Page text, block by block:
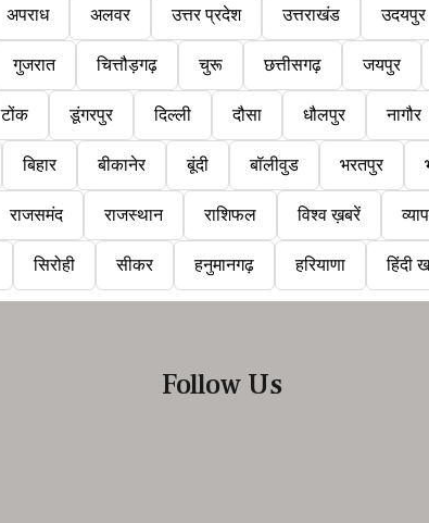
अपराध अलवर उत्तर प्रदेश उत्तराखंड उदयपुर
गुजरात चित्तौड़गढ़ चुरू छत्तीसगढ़ जयपुर
टोंक डूंगरपुर दिल्ली दौसा धौलपुर नागौर
बिहार बीकानेर बूंदी बॉलीवुड भरतपुर
राजसमंद राजस्थान राशिफल विश्व ख़बरें
सिरोही सीकर हनुमानगढ़ हरियाणा हिंदी
Follow Us